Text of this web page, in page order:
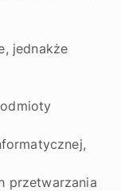
jednakże
przetwarzania